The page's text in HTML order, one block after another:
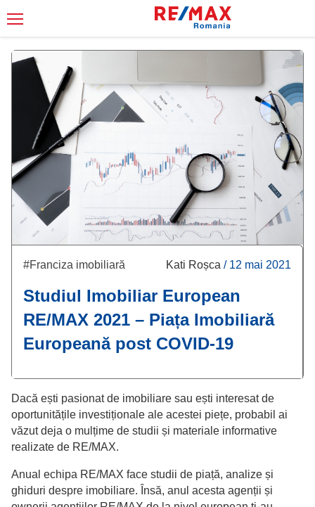
#Franciza imobiliară Kati Roșca / 12 mai 2021
Studiul Imobiliar European
RE/MAX 2021 – Piața Imobiliară
Europeană post COVID-19
Dacă ești pasionat de imobiliare sau ești interesat de
oportunitățile investiționale ale acestei piețe, probabil ai
văzut deja o mulțime de studii și materiale informative
realizate de RE/MAX.
Anual echipa RE/MAX face studii de piață, analize și
ghiduri despre imobiliare. Însă, anul acesta agenții și